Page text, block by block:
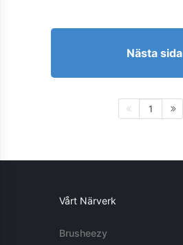
Nästa sida
1
Vårt Närverk
Brusheezy